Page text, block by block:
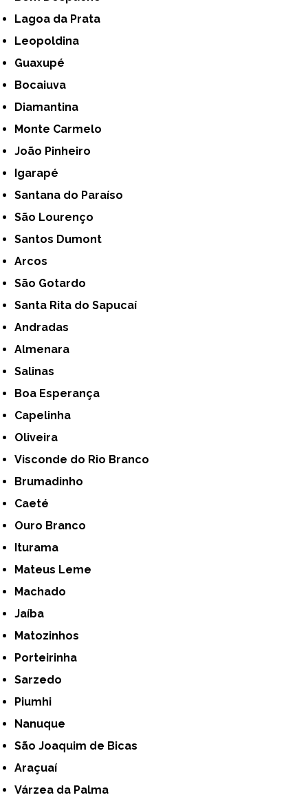
Lagoa da Prata
Leopoldina
Guaxupé
Bocaiuva
Diamantina
Monte Carmelo
João Pinheiro
Igarapé
Santana do Paraíso
São Lourenço
Santos Dumont
Arcos
São Gotardo
Santa Rita do Sapucaí
Andradas
Almenara
Salinas
Boa Esperança
Capelinha
Oliveira
Visconde do Rio Branco
Brumadinho
Caeté
Ouro Branco
Iturama
Mateus Leme
Machado
Jaíba
Matozinhos
Porteirinha
Sarzedo
Piumhi
Nanuque
São Joaquim de Bicas
Araçuaí
Várzea da Palma